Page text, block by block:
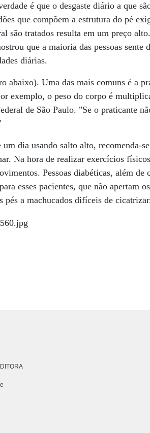
é que o desgaste diário a que
que compõem a estrutura do pé
são tratados resulta em um preço
que a maioria das pessoas sente
diárias.
abaixo). Uma das mais comuns é a
exemplo, o peso do corpo é
de São Paulo. "Se o praticante
dia usando salto alto, recomenda-
Na hora de realizar exercícios
Pessoas diabéticas, além de
esses pacientes, que não apertam
pés a machucados difíceis de